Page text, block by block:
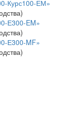
Курс100-ЕМ»
Е300-EM»
Е300-MF»